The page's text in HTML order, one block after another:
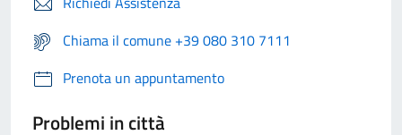
Chiama il comune +39 080 310 7111
Prenota un appuntamento
Problemi in città